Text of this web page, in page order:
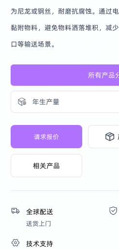
为尼龙或钢丝，耐磨抗腐蚀。通过
黏附物料，避免物料洒落堆积，减
口等输送场景。
所有产品
年生产量
请求报价
相关产品
全球配送
送货上门
技术支持